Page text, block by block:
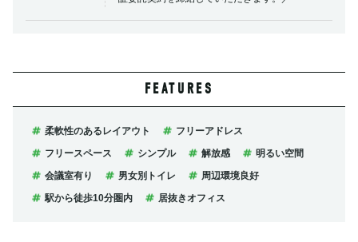
FEATURES
柔軟性のあるレイアウト
フリーアドレス
フリースペース
シンプル 解放感
明るい空間
会議室有り
男女別トイレ
周辺環境良好
駅から徒歩10分圏内
居抜きオフィス